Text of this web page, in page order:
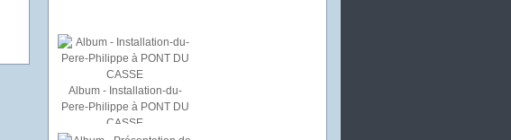
Album - Installation-du-
Pere-Philippe à PONT DU
CASSE